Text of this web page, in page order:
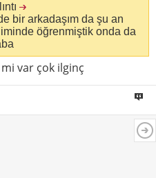
bir arkadaşım da şu an
öğrenmiştik onda da
var çok ilginç